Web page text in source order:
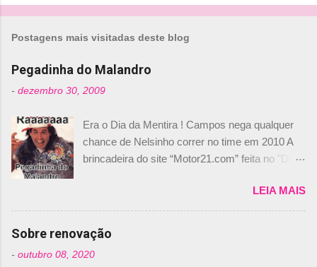
o
n
t
r
i
o
Postagens mais visitadas deste blog
Pegadinha do Malandro
- dezembro 30, 2009
Era o Dia da Mentira ! Campos nega qualquer
chance de Nelsinho correr no time em 2010 A
brincadeira do site “Motor21.com” feita no "Día
de abril –, afirmando que Nelson Piquet havia
comprado 15% das ações da Campos, dando,
com isso, um lugar no time a Nelsinho Piquet,
foi esclarecida de uma vez por todas por
Daniele Audetto, diretor da escuderia. O
LEIA MAIS
Sobre renovação
- outubro 08, 2020